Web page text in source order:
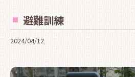
避難訓練
2024/04/12